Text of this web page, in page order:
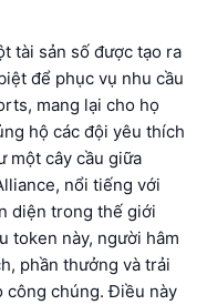
tài sản số được tạo ra
để phục vụ nhu cầu
mang lại cho họ
hộ các đội yêu thích
một cây cầu giữa
nổi tiếng với
diện trong thế giới
token này, người hâm
phần thưởng và trải
công chúng. Điều này